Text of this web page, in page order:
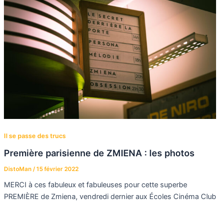
Il se passe des trucs
Première parisienne de ZMIENA : les photos
DistoMan /15 février 2022
MERCI à ces fabuleux et fabuleuses pour cette superbe
PREMIÈRE de Zmiena, vendredi dernier aux Écoles Cinéma Club